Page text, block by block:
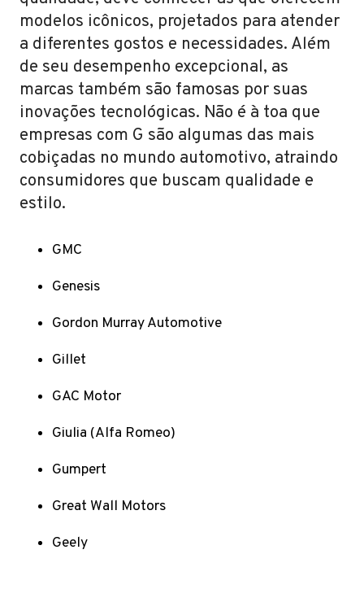
modelos icônicos, projetados para atender
a diferentes gostos e necessidades. Além
de seu desempenho excepcional, as
marcas também são famosas por suas
inovações tecnológicas. Não é à toa que
empresas com G são algumas das mais
cobiçadas no mundo automotivo, atraindo
consumidores que buscam qualidade e
estilo.
GMC
Genesis
Gordon Murray Automotive
Gillet
GAC Motor
Giulia (Alfa Romeo)
Gumpert
Great Wall Motors
Geely